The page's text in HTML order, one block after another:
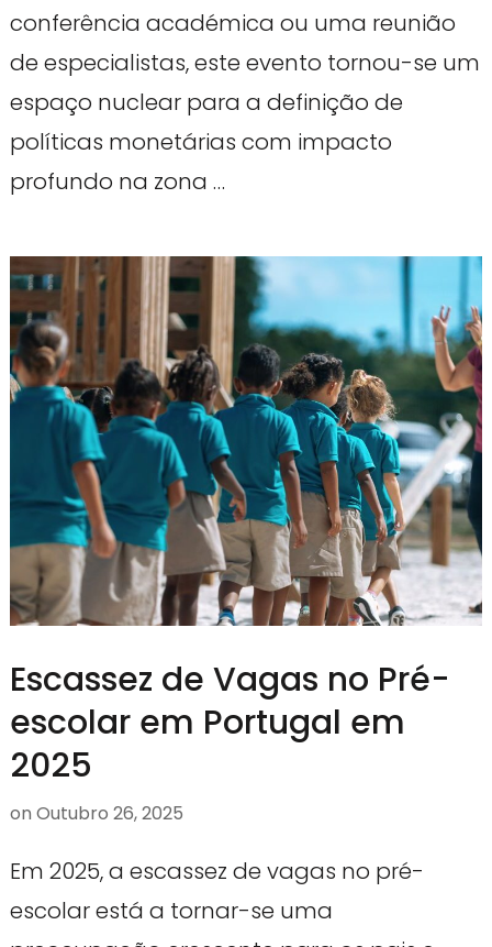
conferência académica ou uma reunião
de especialistas, este evento tornou-se um
espaço nuclear para a definição de
políticas monetárias com impacto
profundo na zona …
Escassez de Vagas no Pré-
escolar em Portugal em
2025
on Outubro 26, 2025
Em 2025, a escassez de vagas no pré-
escolar está a tornar-se uma